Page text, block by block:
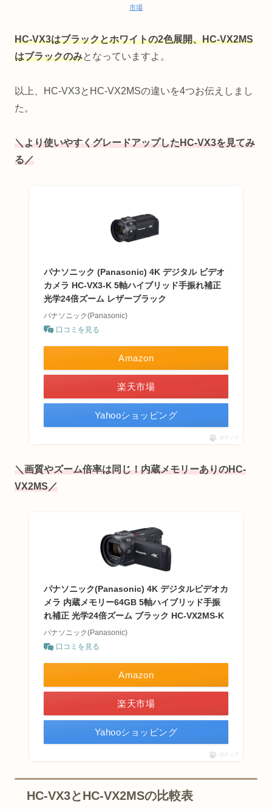
市場
HC-VX3はブラックとホワイトの2色展開、HC-VX2MS
はブラックのみとなっていますよ。
以上、HC-VX3とHC-VX2MSの違いを4つお伝えしまし
た。
＼より使いやすくグレードアップしたHC-VX3を見てみ
る／
パナソニック (Panasonic) 4K デジタル ビデオ
カメラ HC-VX3-K 5軸ハイブリッド手振れ補正
光学24倍ズーム レザーブラック
パナソニック(Panasonic)
口コミを見る
Amazon
楽天市場
Yahooショッピング
ポチップ
＼画質やズーム倍率は同じ！内蔵メモリーありのHC-
VX2MS／
パナソニック(Panasonic) 4K デジタルビデオカ
メラ 内蔵メモリー64GB 5軸ハイブリッド手振
れ補正 光学24倍ズーム ブラック HC-VX2MS-K
パナソニック(Panasonic)
口コミを見る
Amazon
楽天市場
Yahooショッピング
ポチップ
HC-VX3とHC-VX2MSの比較表